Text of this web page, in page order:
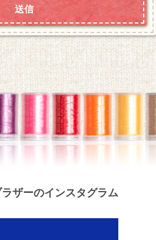
ザーのインスタグラム